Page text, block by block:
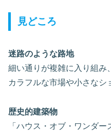
見どころ
迷路のような路地
細い通りが複雑に入り組み
カラフルな市場や小さなシ
歴史的建築物
「ハウス・オブ・ワンダ